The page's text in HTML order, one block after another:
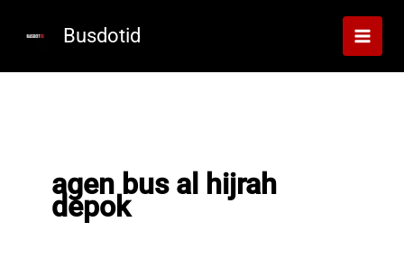
Busdotid
agen bus al hijrah
depok